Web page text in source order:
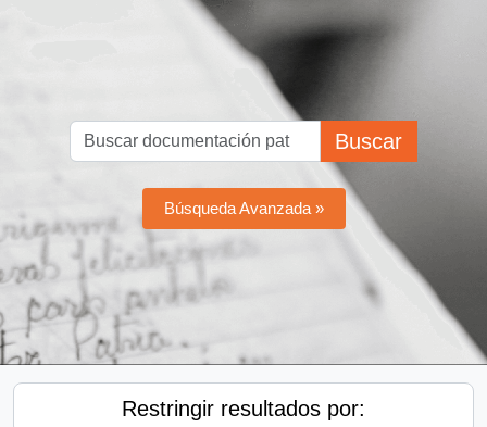
Buscar
Búsqueda Avanzada »
Restringir resultados por: